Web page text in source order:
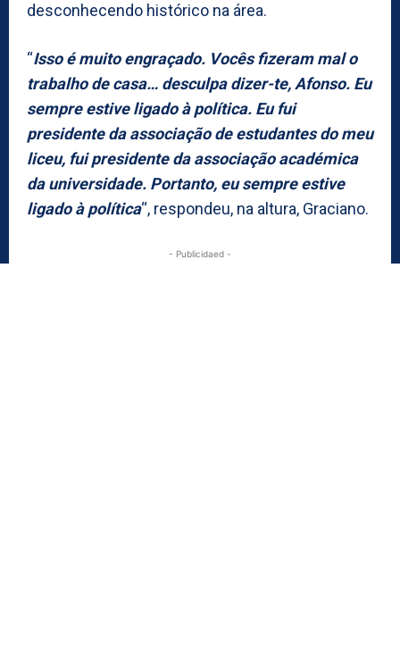
desconhecendo histórico na área.
“Isso é muito engraçado. Vocês fizeram mal o
trabalho de casa… desculpa dizer-te, Afonso. Eu
sempre estive ligado à política. Eu fui
presidente da associação de estudantes do meu
liceu, fui presidente da associação académica
da universidade. Portanto, eu sempre estive
ligado à política“, respondeu, na altura, Graciano.
- Publicidaed -